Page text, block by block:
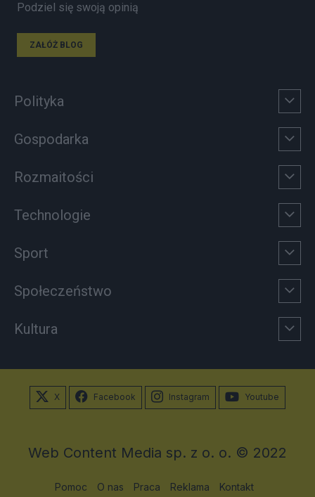
Podziel się swoją opinią
ZAŁÓŻ BLOG
Polityka
Gospodarka
Rozmaitości
Technologie
Sport
Społeczeństwo
Kultura
X Facebook Instagram Youtube
Web Content Media sp. z o. o. © 2022
Pomoc O nas Praca Reklama Kontakt